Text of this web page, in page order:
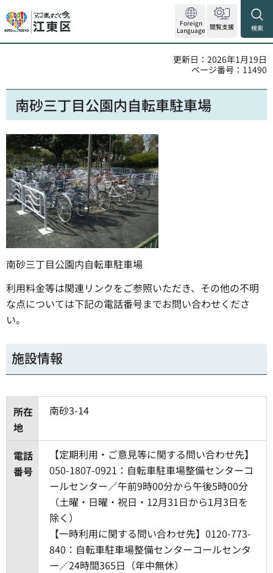
Foreign
Language 閲覧支援 検索
更新日：2026年1月19日
ページ番号：11490
南砂三丁目公園内自転車駐車場
南砂三丁目公園内自転車駐車場
利用料金等は関連リンクをご参照いただき、その他の不明
な点については下記の電話番号までお問い合わせくださ
い。
施設情報
所在
地
南砂3-14
電話
番号
【定期利用・ご意見等に関する問い合わせ先】
050-1807-0921：自転車駐車場整備センターコ
ールセンター／午前9時00分から午後5時00分
（土曜・日曜・祝日・12月31日から1月3日を
除く）
【一時利用に関する問い合わせ先】0120-773-
840：自転車駐車場整備センターコールセンタ
ー／24時間365日（年中無休）